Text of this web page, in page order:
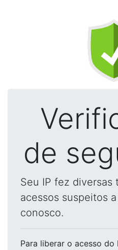
de
Seu IP fez diversas
acessos suspeitos
conosco.
Para liberar o acesso do